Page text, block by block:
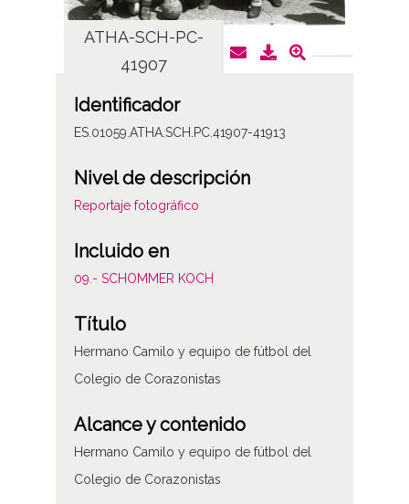
ATHA-SCH-PC-
41907
Identificador
ES.01059.ATHA.SCH.PC.41907-41913
Nivel de descripción
Reportaje fotográfico
Incluido en
09.- SCHOMMER KOCH
Título
Hermano Camilo y equipo de fútbol del
Colegio de Corazonistas
Alcance y contenido
Hermano Camilo y equipo de fútbol del
Colegio de Corazonistas